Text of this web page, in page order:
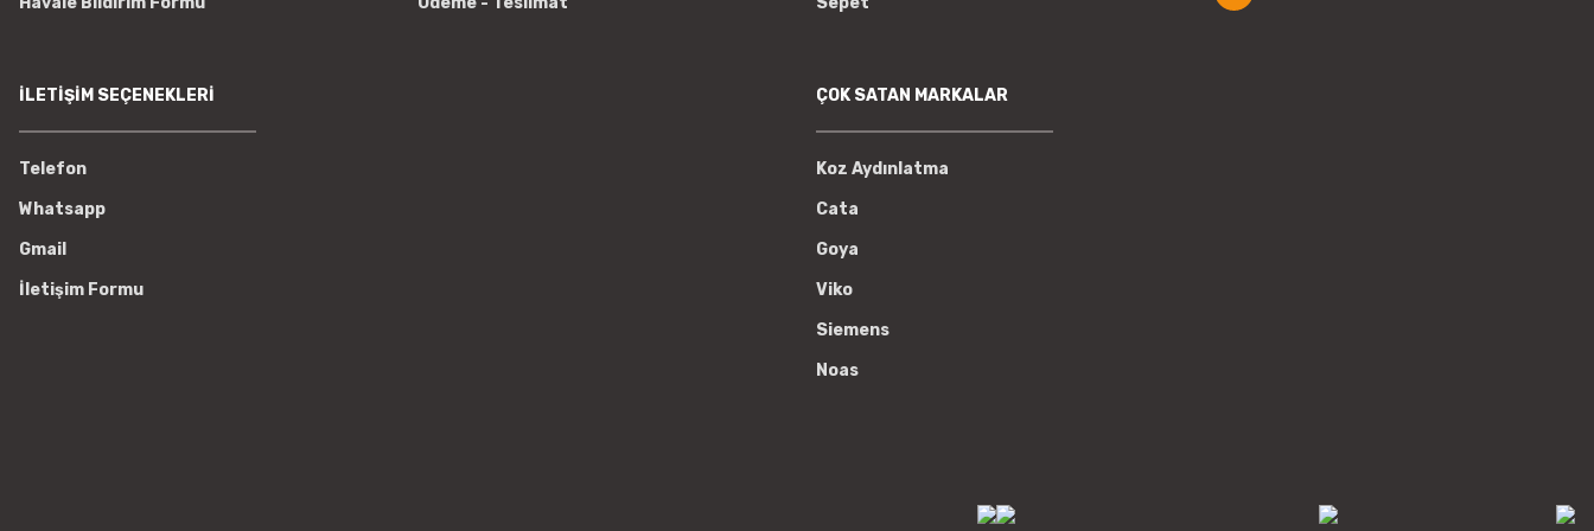
İLETİŞİM SEÇENEKLERİ
Telefon
Whatsapp
Gmail
İletişim Formu
ÇOK SATAN MARKALAR
Koz Aydınlatma
Cata
Goya
Viko
Siemens
Noas